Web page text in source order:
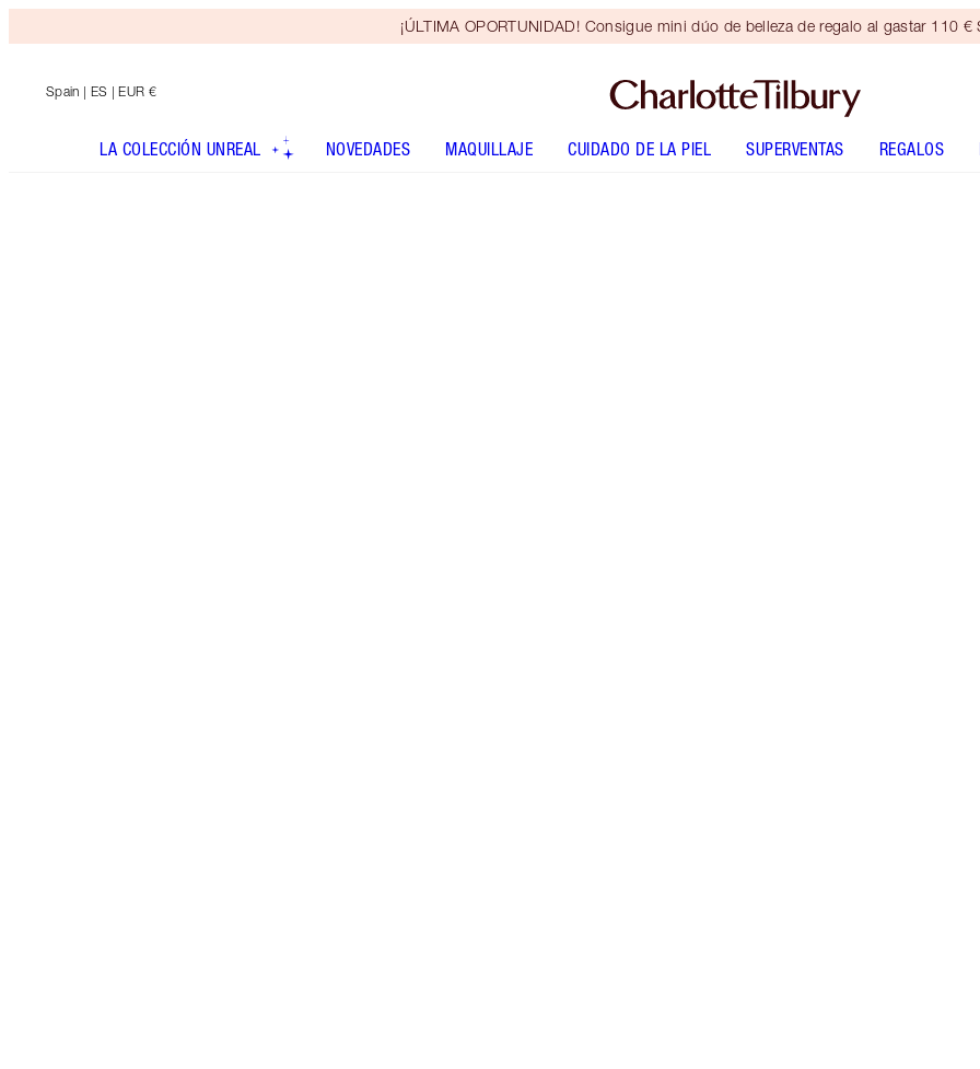
¡ÚLTIMA OPORTUNIDAD! Consigue mini dúo de belleza de regalo al gastar 110 €
Spain | ES | EUR €
LA COLECCIÓN UNREAL NOVEDADES MAQUILLAJE CUIDADO DE LA PIEL SUPERVENTAS REGALOS